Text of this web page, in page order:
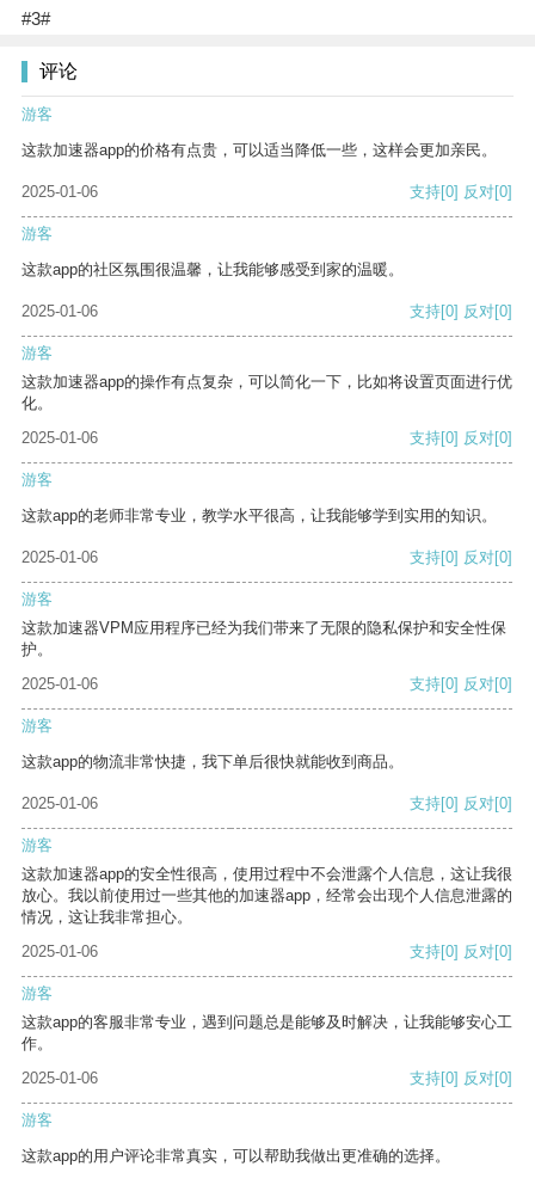
#3#
评论
游客
这款加速器app的价格有点贵，可以适当降低一些，这样会更加亲民。
2025-01-06 支持[0] 反对[0]
游客
这款app的社区氛围很温馨，让我能够感受到家的温暖。
2025-01-06 支持[0] 反对[0]
游客
这款加速器app的操作有点复杂，可以简化一下，比如将设置页面进行优
化。
2025-01-06
支持[0] 反对[0]
游客
这款app的老师非常专业，教学水平很高，让我能够学到实用的知识。
2025-01-06 支持[0] 反对[0]
游客
这款加速器VPM应用程序已经为我们带来了无限的隐私保护和安全性保
护。
2025-01-06
支持[0] 反对[0]
游客
这款app的物流非常快捷，我下单后很快就能收到商品。
2025-01-06 支持[0] 反对[0]
游客
这款加速器app的安全性很高，使用过程中不会泄露个人信息，这让我很
放心。我以前使用过一些其他的加速器app，经常会出现个人信息泄露的
情况，这让我非常担心。
2025-01-06
支持[0] 反对[0]
游客
这款app的客服非常专业，遇到问题总是能够及时解决，让我能够安心工
作。
2025-01-06
支持[0] 反对[0]
游客
这款app的用户评论非常真实，可以帮助我做出更准确的选择。